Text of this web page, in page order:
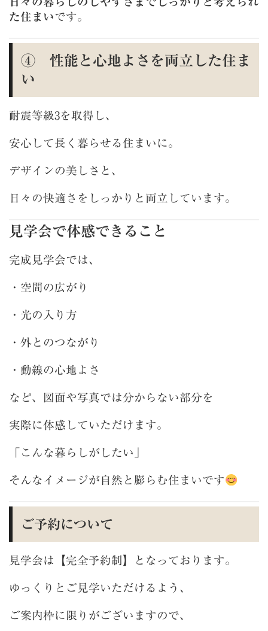
た住まい です。
④ 性能と心地よさを両立した住ま
い
耐震等級3を取得し、
安心して長く暮らせる住まいに。
デザインの美しさと、
日々の快適さをしっかりと両立しています。
見学会で体感できること
完成見学会では、
・空間の広がり
・光の入り方
・外とのつながり
・動線の心地よさ
など、図面や写真では分からない部分を
実際に体感していただけます。
「こんな暮らしがしたい」
そんなイメージが自然と膨らむ住まいです
ご予約について
見学会は【完全予約制】となっております。
ゆっくりとご見学いただけるよう、
ご案内枠に限りがございますので、